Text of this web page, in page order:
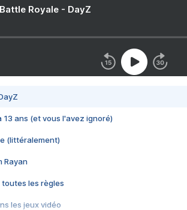
Royale - DayZ
13 ans (et vous l'avez ignoré)
(littéralement)
Rayan
toutes les règles
les jeux vidéo